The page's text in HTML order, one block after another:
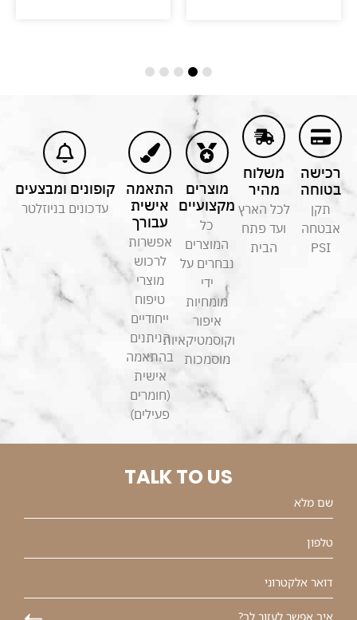
רכישה
בטוחה
תקן
אבטחה
PSI
משלוח
מהיר
לכל הארץ
ועד פתח
הבית
מוצרים
מקצועיים
כל
המוצרים
נבחרים על
ידי
מומחיות
איפור
וקוסמטיקאיות
מוסמכות
התאמה
אישית
עבורך
אפשרות
לרכוש
מוצרי
טיפוח
ייחודיים
הניתנים
בהתאמה
אישית
(חומרים
פעילים)
קופונים ומבצעים
עדכונים בניוזלטר
TALK TO US